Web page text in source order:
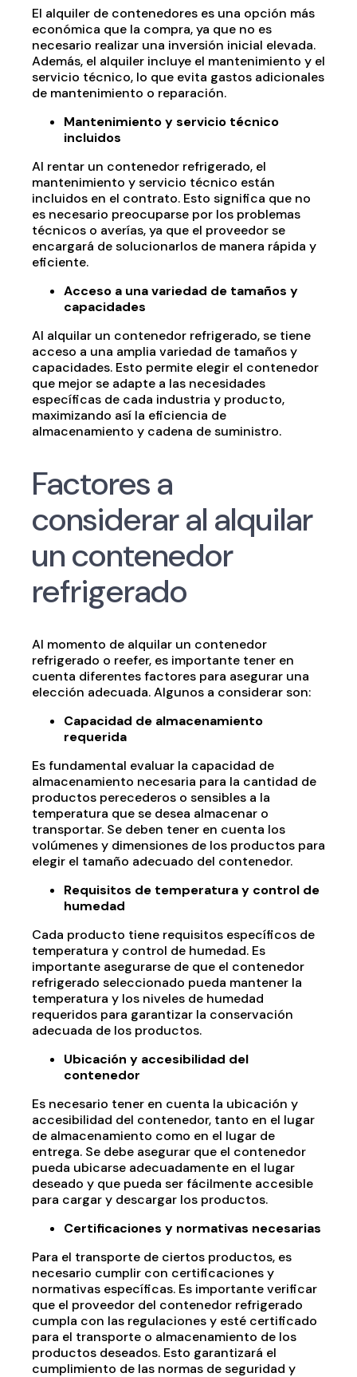
El alquiler de contenedores es una opción más
económica que la compra, ya que no es
necesario realizar una inversión inicial elevada.
Además, el alquiler incluye el mantenimiento y el
servicio técnico, lo que evita gastos adicionales
de mantenimiento o reparación.
Mantenimiento y servicio técnico
incluidos
Al rentar un contenedor refrigerado, el
mantenimiento y servicio técnico están
incluidos en el contrato. Esto significa que no
es necesario preocuparse por los problemas
técnicos o averías, ya que el proveedor se
encargará de solucionarlos de manera rápida y
eficiente.
Acceso a una variedad de tamaños y
capacidades
Al alquilar un contenedor refrigerado, se tiene
acceso a una amplia variedad de tamaños y
capacidades. Esto permite elegir el contenedor
que mejor se adapte a las necesidades
específicas de cada industria y producto,
maximizando así la eficiencia de
almacenamiento y cadena de suministro.
Factores a
considerar al alquilar
un contenedor
refrigerado
Al momento de alquilar un contenedor
refrigerado o reefer, es importante tener en
cuenta diferentes factores para asegurar una
elección adecuada. Algunos a considerar son:
Capacidad de almacenamiento
requerida
Es fundamental evaluar la capacidad de
almacenamiento necesaria para la cantidad de
productos perecederos o sensibles a la
temperatura que se desea almacenar o
transportar. Se deben tener en cuenta los
volúmenes y dimensiones de los productos para
elegir el tamaño adecuado del contenedor.
Requisitos de temperatura y control de
humedad
Cada producto tiene requisitos específicos de
temperatura y control de humedad. Es
importante asegurarse de que el contenedor
refrigerado seleccionado pueda mantener la
temperatura y los niveles de humedad
requeridos para garantizar la conservación
adecuada de los productos.
Ubicación y accesibilidad del
contenedor
Es necesario tener en cuenta la ubicación y
accesibilidad del contenedor, tanto en el lugar
de almacenamiento como en el lugar de
entrega. Se debe asegurar que el contenedor
pueda ubicarse adecuadamente en el lugar
deseado y que pueda ser fácilmente accesible
para cargar y descargar los productos.
Certificaciones y normativas necesarias
Para el transporte de ciertos productos, es
necesario cumplir con certificaciones y
normativas específicas. Es importante verificar
que el proveedor del contenedor refrigerado
cumpla con las regulaciones y esté certificado
para el transporte o almacenamiento de los
productos deseados. Esto garantizará el
cumplimiento de las normas de seguridad y